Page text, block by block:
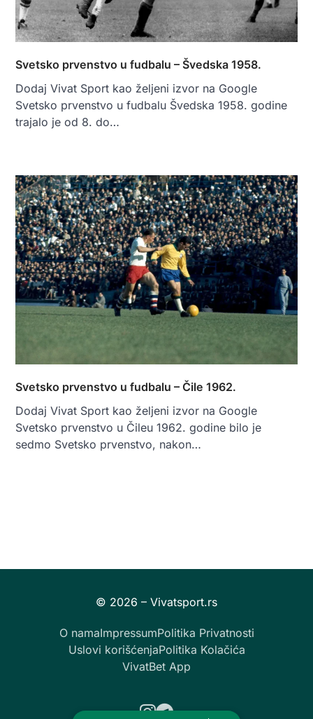
Svetsko prvenstvo u fudbalu – Švedska 1958.
Dodaj Vivat Sport kao željeni izvor na Google
Svetsko prvenstvo u fudbalu Švedska 1958. godine
trajalo je od 8. do…
Svetsko prvenstvo u fudbalu – Čile 1962.
Dodaj Vivat Sport kao željeni izvor na Google
Svetsko prvenstvo u Čileu 1962. godine bilo je
sedmo Svetsko prvenstvo, nakon…
O namaImpressumPolitika Privatnosti
Uslovi korišćenjaPolitika Kolačića
VivatBet App